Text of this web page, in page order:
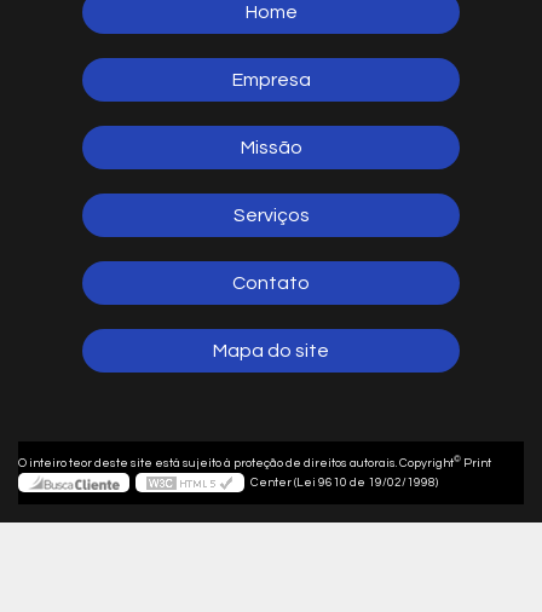
5641-1254
Home
Empresa
Missão
Serviços
Contato
Mapa do site
O inteiro teor deste site está sujeito à proteção de direitos autorais. Copyright© Print
Center (Lei 9610 de 19/02/1998)